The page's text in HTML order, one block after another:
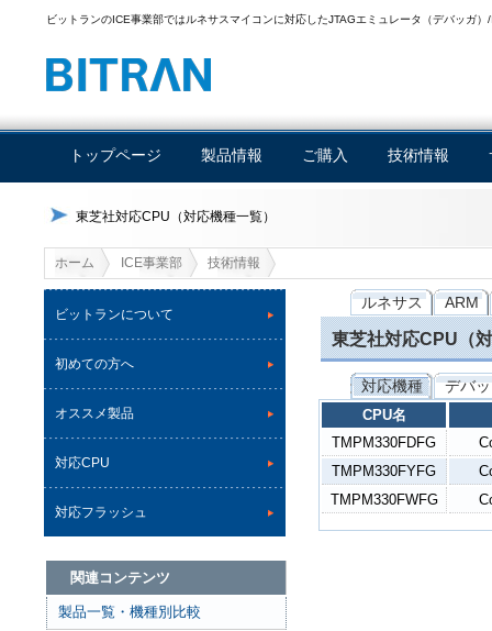
ビットランのICE事業部ではルネサスマイコンに対応したJTAGエミュレータ（デバッガ
トップページ 製品情報 ご購入 技術情報
東芝社対応CPU（対応機種一覧）
ホーム ICE事業部 技術情報
ビットランについて
初めての方へ
オススメ製品
対応CPU
対応フラッシュ
関連コンテンツ
製品一覧・機種別比較
ルネサス ARM
東芝社対応CPU（
対応機種 デバ
CPU名
TMPM330FDFG
TMPM330FYFG
TMPM330FWFG